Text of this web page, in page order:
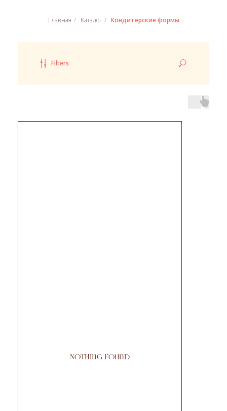
Главная / Каталог / Кондитерские формы
Filters
Nothing found